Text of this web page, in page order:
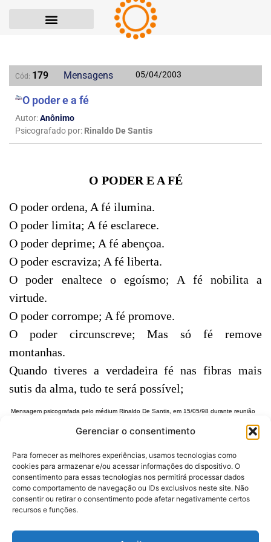
Gerenciar o consentimento
Para fornecer as melhores experiências, usamos tecnologias como
cookies para armazenar e/ou acessar informações do dispositivo. O
consentimento para essas tecnologias nos permitirá processar dados
como comportamento de navegação ou IDs exclusivos neste site. Não
consentir ou retirar o consentimento pode afetar negativamente certos
recursos e funções.
Cód: 179 Mensagens 05/04/2003
O poder e a fé
Autor:Anônimo
Psicografado por: Rinaldo De Santis
O PODER E A FÉ
O poder ordena, A fé ilumina.
O poder limita; A fé esclarece.
O poder deprime; A fé abençoa.
O poder escraviza; A fé liberta.
O poder enaltece o egoísmo; A fé nobilita a
virtude.
O poder corrompe; A fé promove.
O poder circunscreve; Mas só fé remove
montanhas.
Quando tiveres a verdadeira fé nas fibras mais
sutis da alma, tudo te será possível;
Mensagem psicografada pelo médium Rinaldo De Santis, em 15/05/98 durante reunião